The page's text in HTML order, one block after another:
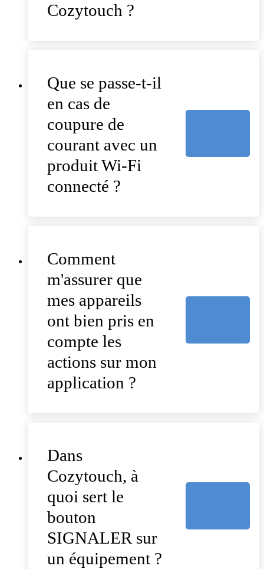
Cozytouch ?
Que se passe-t-il
en cas de
coupure de
courant avec un
produit Wi-Fi
connecté ?
Comment
m'assurer que
mes appareils
ont bien pris en
compte les
actions sur mon
application ?
Dans
Cozytouch, à
quoi sert le
bouton
SIGNALER sur
un équipement ?